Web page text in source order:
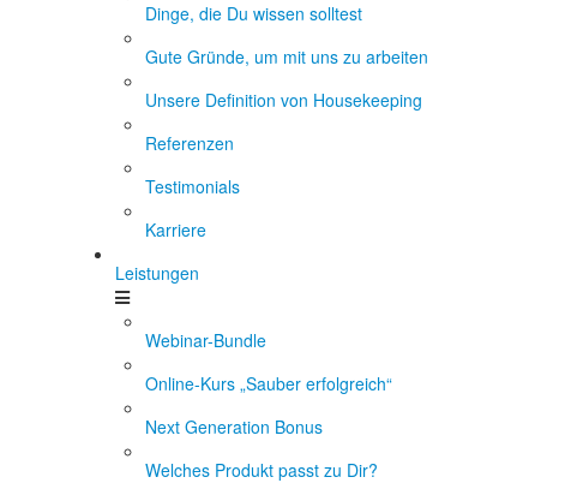
Dinge, die Du wissen solltest
Gute Gründe, um mit uns zu arbeiten
Unsere Definition von Housekeeping
Referenzen
Testimonials
Karriere
Leistungen
Webinar-Bundle
Online-Kurs „Sauber erfolgreich“
Next Generation Bonus
Welches Produkt passt zu Dir?